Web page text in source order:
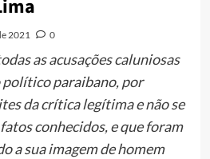
2021 0
as acusações caluniosas
paraibano, por
da crítica legítima e não se
conhecidos, e que foram
a sua imagem de homem